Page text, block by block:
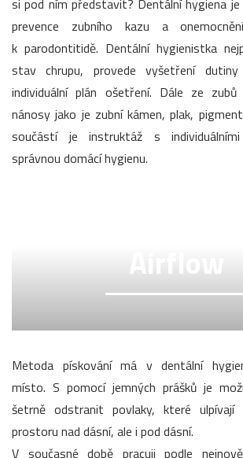
si pod ním představit? Dentální hygiena
prevence zubního kazu a
k parodontitidě. Dentální hygienistka
stav chrupu, provede vyšetření
individuální plán ošetření. Dále ze
nánosy jako je zubní kámen, plak,
součástí je instruktáž s
správnou domácí hygienu.
Airflow
Metoda pískování má v dentální
místo. S pomocí jemných prášků je
šetrně odstranit povlaky, které
prostoru nad dásní, ale i pod dásní.
V současné době pracuji podle